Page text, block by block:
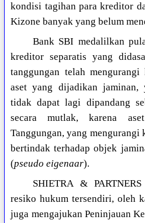
kondisi tagihan para kreditor
Kizone banyak yang belum
Bank SBI medalilkan
kreditor separatis yang
tanggungan telah
aset yang dijadikan jaminan,
tidak dapat lagi dipandang
secara mutlak, karena
Tanggungan, yang mengurangi
bertindak terhadap objek
(pseudo eigenaar).
SHIETRA &
resiko hukum tersendiri, oleh
juga mengajukan Peninjauan